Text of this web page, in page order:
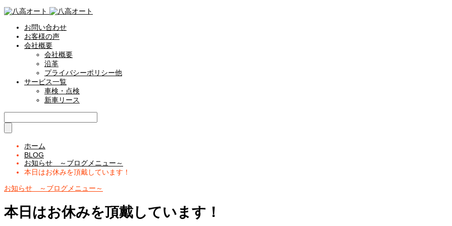
お問い合わせ
お客様の声
会社概要
会社概要
沿革
プライバシーポリシー他
サービス一覧
車検・点検
新車リース
ホーム
BLOG
お知らせ ～ブログメニュー～
本日はお休みを頂戴しています！
お知らせ ～ブログメニュー～
本日はお休みを頂戴しています！